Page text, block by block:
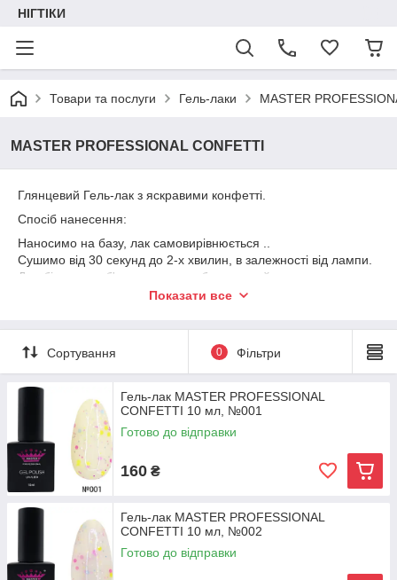
НІГТІКИ
Товари та послуги Гель-лаки MASTER
MASTER PROFESSIONAL CONFETTI
Глянцевий Гель-лак з яскравими конфетті.
Спосіб нанесення:
Наносимо на базу, лак самовирівнюється ..
Сушимо від 30 секунд до 2-х хвилин, в залежності від лампи.
Для більшого об'єму можна зробити другий шар, знову
Показати все
Сортування 0 Фільтри
Гель-лак MASTER PROFESSIONAL
CONFETTI 10 мл, №001
Готово до відправки
160 ₴
Гель-лак MASTER PROFESSIONAL
CONFETTI 10 мл, №002
Готово до відправки